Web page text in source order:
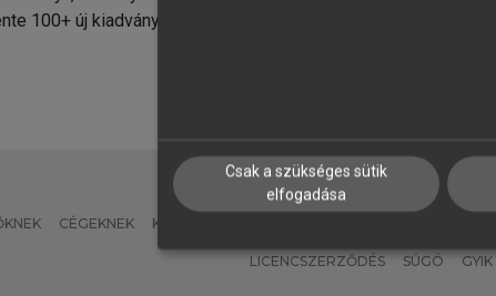
100+ új kiadvány.
CÉGEKNEK KÖNYVTÁROSOKNAK
LICENCSZERZŐDÉS SÚGÓ GYIK
Csak a szükséges sütik
elfogadása